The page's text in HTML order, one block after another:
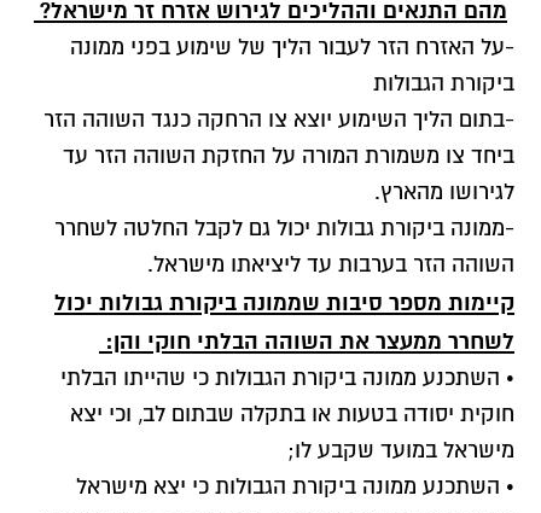
מהם התנאים וההליכים לגירוש אזרח זר מישראל?
-על האזרח הזר לעבור הליך של שימוע בפני ממונה
ביקורת הגבולות
-בתום הליך השימוע יוצא צו הרחקה כנגד השוהה הזר
ביחד צו משמורת המורה על החזקת השוהה הזר עד
לגירושו מהארץ.
-ממונה ביקורת גבולות יכול גם לקבל החלטה לשחרר
השוהה הזר בערבות עד ליציאתו מישראל.
קיימות מספר סיבות שממונה ביקורת גבולות יכול
לשחרר ממעצר את השוהה הבלתי חוקי והן:
• השתכנע ממונה ביקורת הגבולות כי שהייתו הבלתי
חוקית יסודה בטעות או בתקלה שבתום לב, וכי יצא
מישראל במועד שקבע לו;
• השתכנע ממונה ביקורת הגבולות כי יצא מישראל